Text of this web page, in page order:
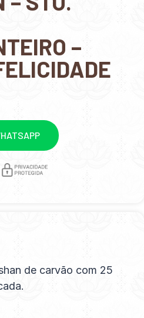
–
de carvão com 25